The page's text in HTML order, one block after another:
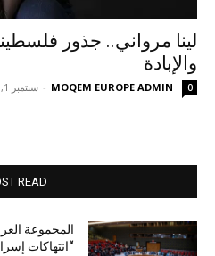
لينا مرواني.. جذور
والإبادة
MOQEM EUROPE ADMIN
- سبتمبر 1, 2025 0
READ
المجموعة
“انتهاكات